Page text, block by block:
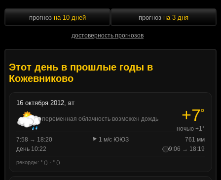
прогноз на 10 дней
достоверность прогнозов
прогноз на 3 дня
Этот день в прошлые годы в
Кожевниково
16 октября 2012, вт
переменная облачность возможен дождь +7°
ночью +1°
7:58 → 18:20
1 м/с ЮЮЗ
761 мм
день 10:22
9:06 → 18:19
рекорды: ° () · ° ()